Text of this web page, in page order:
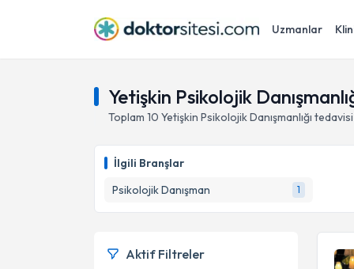
Uzmanlar
Yetişkin Psikolojik
Toplam 10 Yetişkin Psikolojik Danışmanlığı
İlgili Branşlar
Psikolojik Danışman
1
Aktif Filtreler